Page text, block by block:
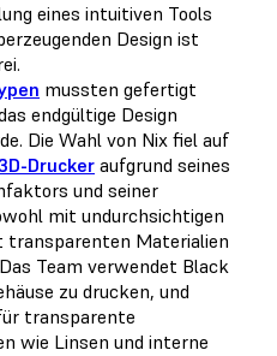
eines intuitiven Tools
Design ist
mussten gefertigt
endgültige Design
Die Wahl von Nix fiel auf
Drucker aufgrund seines
und seiner
mit undurchsichtigen
transparenten Materialien
Team verwendet Black
zu drucken, und
transparente
wie Linsen und interne